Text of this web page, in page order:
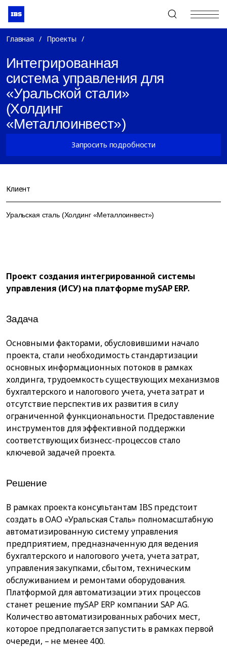
+7 (495) 967-80-80
Главная / Проекты /
Интегрированная
система управления для
«Уральской стали»
(Холдинг
«Металлоинвест»)
Запросить подробности
Клиент
Уральская сталь (Холдинг «Металлоинвест»)
Проект создания интегрированной системы
управления (ИСУ) на платформе mySAP ERP.
Задача
Основными факторами, обусловившими начало
проекта, стали необходимость стандартизации
основных информационных потоков в рамках
холдинга, трудоемкость существующих механизмов
бухгалтерского и налогового учета, учета затрат и
отсутствие перспектив их развития в силу
ограниченной функциональности. Предоставление
инструментов для эффективной поддержки
соответствующих бизнесс-процессов стало
ключевой задачей проекта.
Решение
В рамках проекта консультантам IBS предстоит
создать в ОАО «Уральская Сталь» полномасштабную
автоматизированную систему управления
предприятием, предназначенную для ведения
бухгалтерского и налогового учета, учета затрат,
управления закупками, сбытом, техническим
обслуживанием и ремонтами оборудования.
Платформой для автоматизации этих процессов
станет решение mySAP ERP компании SAP AG.
Количество автоматизированных рабочих мест,
которое предполагается запустить в рамках первой
очереди, – не менее 400.